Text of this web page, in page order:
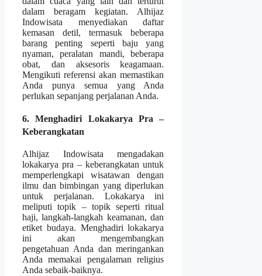
dalam beragam kegiatan. Alhijaz
Indowisata menyediakan daftar
kemasan detil, termasuk beberapa
barang penting seperti baju yang
nyaman, peralatan mandi, beberapa
obat, dan aksesoris keagamaan.
Mengikuti referensi akan memastikan
Anda punya semua yang Anda
perlukan sepanjang perjalanan Anda.
6. Menghadiri Lokakarya Pra –
Keberangkatan
Alhijaz Indowisata mengadakan
lokakarya pra – keberangkatan untuk
memperlengkapi wisatawan dengan
ilmu dan bimbingan yang diperlukan
untuk perjalanan. Lokakarya ini
meliputi topik – topik seperti ritual
haji, langkah-langkah keamanan, dan
etiket budaya. Menghadiri lokakarya
ini akan mengembangkan
pengetahuan Anda dan meringankan
Anda memakai pengalaman religius
Anda sebaik-baiknya.